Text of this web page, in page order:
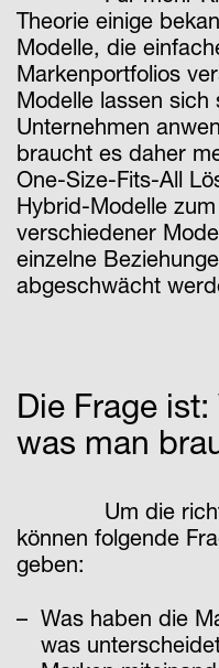
Theorie einige
Modelle, die
Markenportfolios
Modelle lassen
Unternehmen
braucht es daher
One-Size-Fits-All
Hybrid-Modelle
verschiedener
einzelne
abgeschwächt
Die Frage
was man
Um die
können folgende
geben:
Was haben die
was